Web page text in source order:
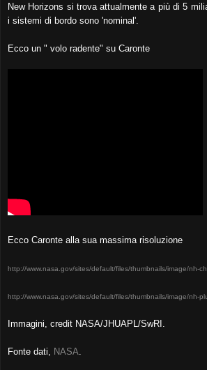
New Horizons si trova attualmente a più di 5
i sistemi di bordo sono 'nominal'.
Ecco un " volo radente" su Caronte
Ecco Caronte alla sua massima risoluzione
http://www.nasa.gov/sites/default/files/thumbnails/image/nh-
http://www.nasa.gov/sites/default/files/thumbnails/image/nh-
Immagini, credit NASA/JHUAPL/SwRI.
Fonte dati, NASA